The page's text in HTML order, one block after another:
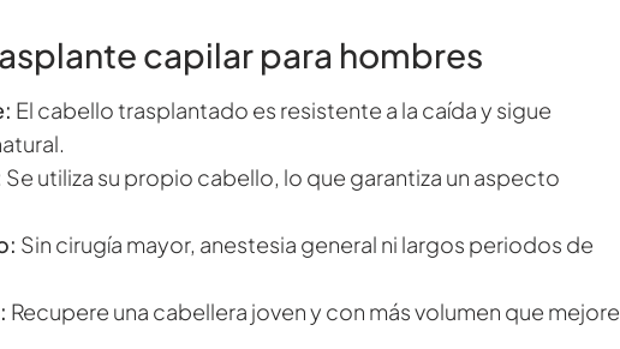
capilar para hombres
El cabello trasplantado es resistente a la caída y sigue
Se utiliza su propio cabello, lo que garantiza un aspecto
Sin cirugía mayor, anestesia general ni largos periodos de
Recupere una cabellera joven y con más volumen que mejore